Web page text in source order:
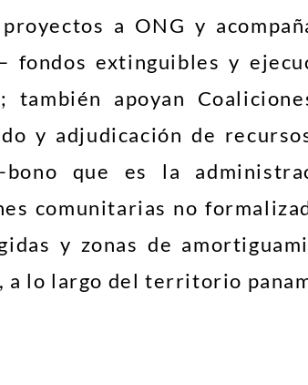
a ONG y
fondos extinguibles y
también apoyan
y adjudicación de
que es la
comunitarias no
y zonas de
a lo largo del territorio